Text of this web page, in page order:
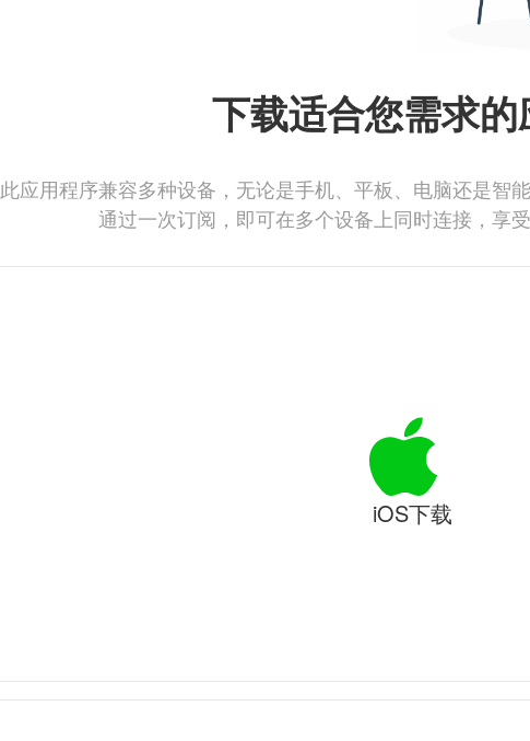
下载适合您需求的
此应用程序兼容多种设备，无论是手机、平板、电脑还是智
通过一次订阅，即可在多个设备上同时连接，享受
iOS下载